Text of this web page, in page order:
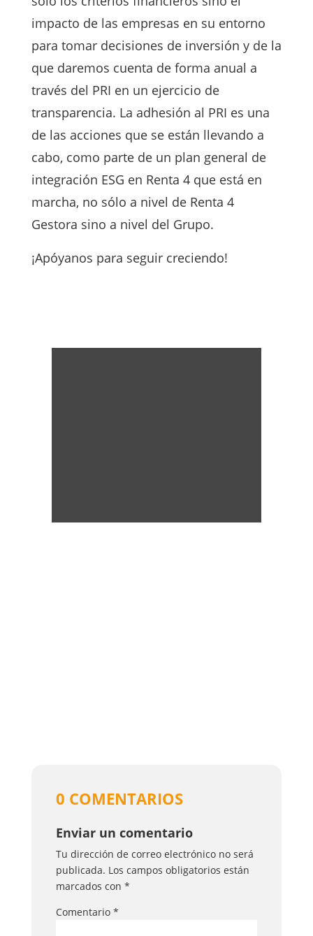
impacto de las empresas en su entorno
para tomar decisiones de inversión y de la
que daremos cuenta de forma anual a
través del PRI en un ejercicio de
transparencia. La adhesión al PRI es una
de las acciones que se están llevando a
cabo, como parte de un plan general de
integración ESG en Renta 4 que está en
marcha, no sólo a nivel de Renta 4
Gestora sino a nivel del Grupo.
¡Apóyanos para seguir creciendo!
0 COMENTARIOS
Enviar un comentario
Tu dirección de correo electrónico no será
publicada. Los campos obligatorios están
marcados con *
Comentario *